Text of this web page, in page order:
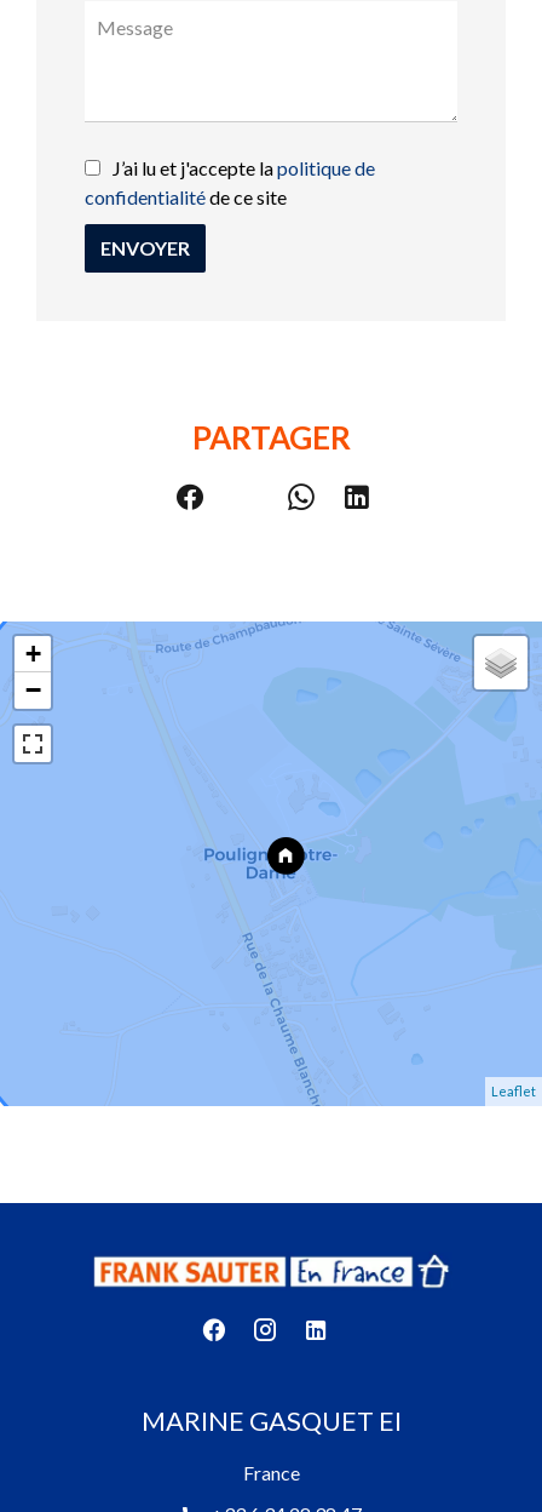
J’ai lu et j'accepte lapolitique de
confidentialitéde ce site
ENVOYER
PARTAGER
+
−
Leaflet
MARINE GASQUET EI
France